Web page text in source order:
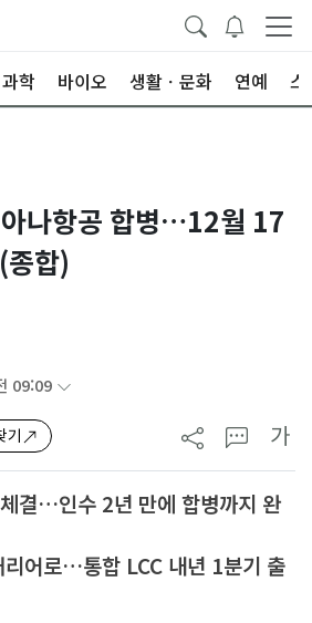
학 바이오 생활ㆍ문화 연예 스
나항공 합병…12월 17
종합)
09:09
기 가
결…인수 2년 만에 합병까지 완
어로…통합 LCC 내년 1분기 출